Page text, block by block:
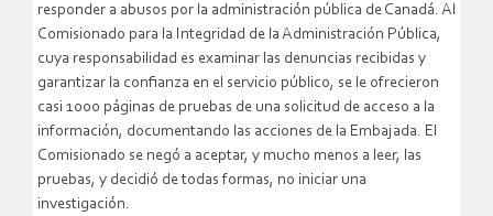
responder a abusos por la administración pública de Canadá. Al
Comisionado para la Integridad de la Administración Pública,
cuya responsabilidad es examinar las denuncias recibidas y
garantizar la confianza en el servicio público, se le ofrecieron
casi 1000 páginas de pruebas de una solicitud de acceso a la
información, documentando las acciones de la Embajada. El
Comisionado se negó a aceptar, y mucho menos a leer, las
pruebas, y decidió de todas formas, no iniciar una
investigación.